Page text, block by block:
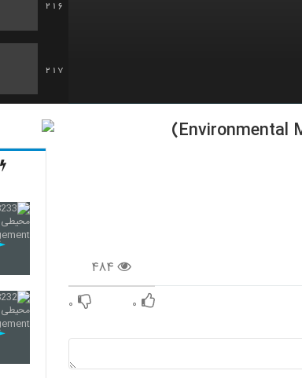
216
217
218
۴۸۴
۰ ۰